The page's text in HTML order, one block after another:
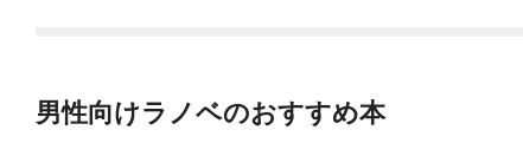
男性向けラノベのおすすめ本